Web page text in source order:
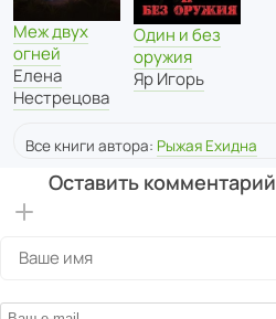
Меж двух
огней
Елена
Нестрецова
Один и без
оружия
Яр Игорь
Все книги автора: Рыжая Ехидна
Оставить комментарий